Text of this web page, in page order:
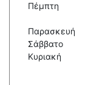
Πέμπτη
Παρασκευή
Σάββατο
Κυριακή